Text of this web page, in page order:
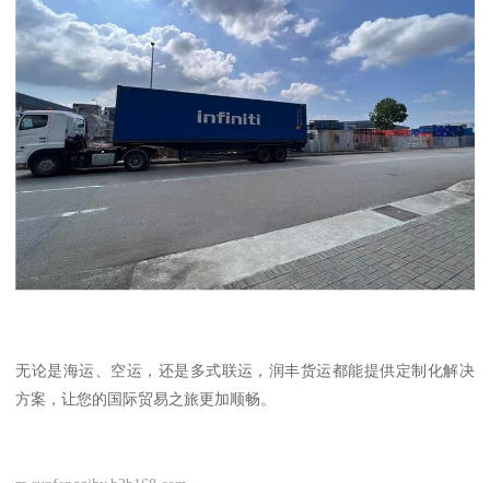
无论是海运、空运，还是多式联运，润丰货运都能提供定制化解决
方案，让您的国际贸易之旅更加顺畅。